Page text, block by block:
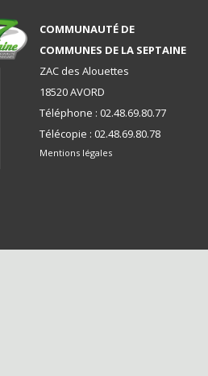
COMMUNAUTÉ DE
COMMUNES DE LA SEPTAINE
ZAC des Alouettes
18520 AVORD
Téléphone : 02.48.69.80.77
Télécopie : 02.48.69.80.78
Mentions légales